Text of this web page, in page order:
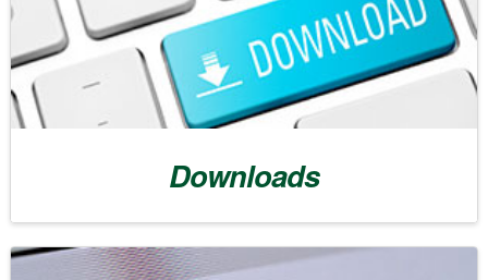
Downloads